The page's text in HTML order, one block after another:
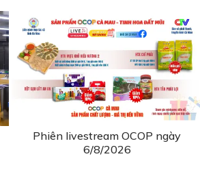
Phiên livestream OCOP ngày
6/8/2026